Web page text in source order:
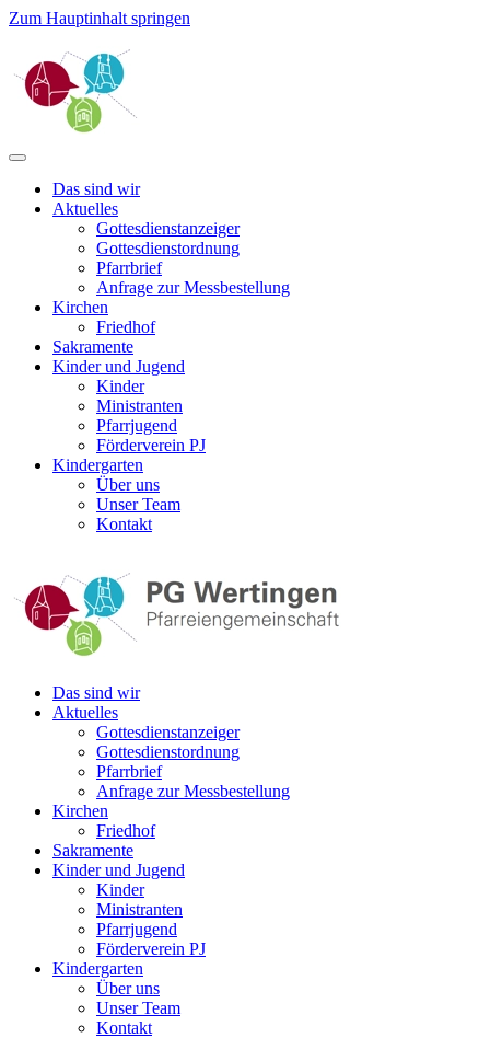
Zum Hauptinhalt springen
Das sind wir
Aktuelles
Gottesdienstanzeiger
Gottesdienstordnung
Pfarrbrief
Anfrage zur Messbestellung
Kirchen
Friedhof
Sakramente
Kinder und Jugend
Kinder
Ministranten
Pfarrjugend
Förderverein PJ
Kindergarten
Über uns
Unser Team
Kontakt
Das sind wir
Aktuelles
Gottesdienstanzeiger
Gottesdienstordnung
Pfarrbrief
Anfrage zur Messbestellung
Kirchen
Friedhof
Sakramente
Kinder und Jugend
Kinder
Ministranten
Pfarrjugend
Förderverein PJ
Kindergarten
Über uns
Unser Team
Kontakt